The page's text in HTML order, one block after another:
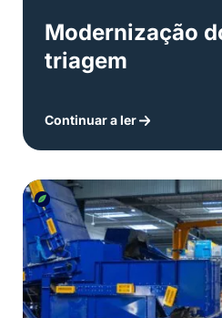
Modernização
triagem
Continuar a ler